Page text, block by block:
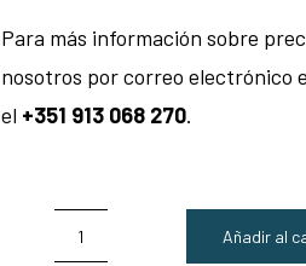
Para más información sobre
nosotros por correo electrónico
el +351 913 068 270.
Añadir al